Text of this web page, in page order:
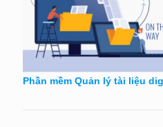
Phần mềm Quản lý tài liệu